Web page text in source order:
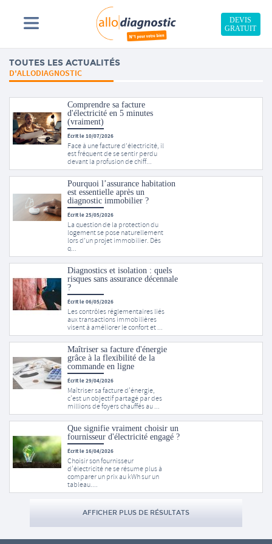
DEVIS
GRATUIT
TOUTES LES ACTUALITÉS
D'ALLODIAGNOSTIC
Comprendre sa facture
d'électricité en 5 minutes
(vraiment)
Écrit le 10/07/2026
Face à une facture d’électricité, il
est fréquent de se sentir perdu
devant la profusion de chiff...
Pourquoi l’assurance habitation
est essentielle après un
diagnostic immobilier ?
Écrit le 25/05/2026
La question de la protection du
logement se pose naturellement
lors d’un projet immobilier. Dès
q...
Diagnostics et isolation : quels
risques sans assurance décennale
?
Écrit le 06/05/2026
Les contrôles réglementaires liés
aux transactions immobilières
visent à améliorer le confort et ...
Maîtriser sa facture d'énergie
grâce à la flexibilité de la
commande en ligne
Écrit le 29/04/2026
Maîtriser sa facture d'énergie,
c'est un objectif partagé par des
millions de foyers chauffés au ...
Que signifie vraiment choisir un
fournisseur d'électricité engagé ?
Écrit le 16/04/2026
Choisir son fournisseur
d'électricité ne se résume plus à
comparer un prix au kWh sur un
tableau....
AFFICHER PLUS DE RÉSULTATS